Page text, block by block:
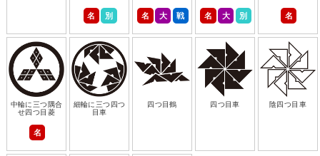
名 別 名 大 戦 名 大 別 名
中輪に三つ隅合
せ四つ目菱
名
細輪に三つ四つ
目車
四つ目鶴 四つ目車 陰四つ目車